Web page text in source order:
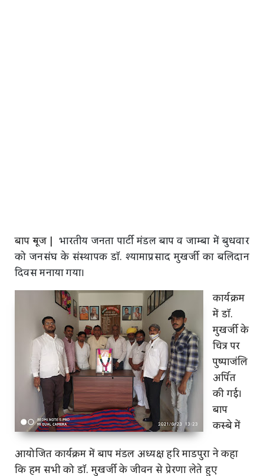
बाप न्यूज | भारतीय जनता पार्टी मंडल बाप व जाम्बा में बुधवार
को जनसंघ के संस्थापक डॉ. श्यामाप्रसाद मुखर्जी का बलिदान
दिवस मनाया गया।
कार्यक्रम
में डॉ.
मुखर्जी के
चित्र पर
पुष्पाजंलि
अर्पित
की गई।
बाप
कस्बे में
आयोजित कार्यक्रम में बाप मंडल अध्यक्ष हरि माडपुरा ने कहा
कि हम सभी को डॉ. मुखर्जी के जीवन से प्रेरणा लेते हुए